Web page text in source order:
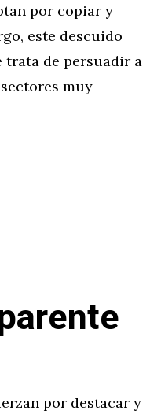
por copiar y
este descuido
trata de persuadir a
muy
por destacar y